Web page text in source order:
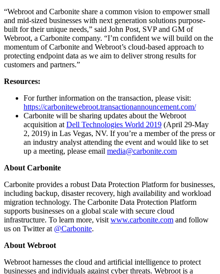
“Webroot and Carbonite share a common vision to empower small
and mid-sized businesses with next generation solutions purpose-
built for their unique needs,” said John Post, SVP and GM of
Webroot, a Carbonite company. “I’m confident we will build on the
momentum of Carbonite and Webroot’s cloud-based approach to
protecting endpoint data as we aim to deliver strong results for
customers and partners.”
Resources:
For further information on the transaction, please visit:
https://carbonitewebroot.transactionannouncement.com/
Carbonite will be sharing updates about the Webroot
acquisition at Dell Technologies World 2019 (April 29-May
2, 2019) in Las Vegas, NV. If you’re a member of the press or
an industry analyst attending the event and would like to set
up a meeting, please email media@carbonite.com
About Carbonite
Carbonite provides a robust Data Protection Platform for businesses,
including backup, disaster recovery, high availability and workload
migration technology. The Carbonite Data Protection Platform
supports businesses on a global scale with secure cloud
infrastructure. To learn more, visit www.carbonite.com and follow
us on Twitter at @Carbonite.
About Webroot
Webroot harnesses the cloud and artificial intelligence to protect
businesses and individuals against cyber threats. Webroot is a